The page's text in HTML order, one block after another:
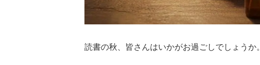
読書の秋、皆さんはいかがお過ごしでしょうか。